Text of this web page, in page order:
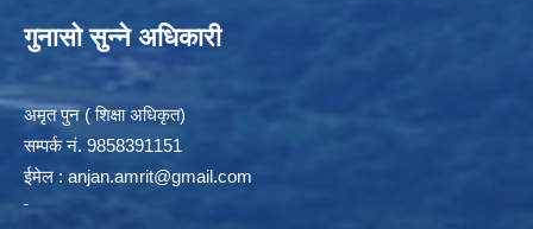
गुनासो सुन्ने अधिकारी
अमृत पुन ( शिक्षा अधिकृत)
सम्पर्क न‌ं. 9858391151
ईमेल : anjan.amrit@gmail.com